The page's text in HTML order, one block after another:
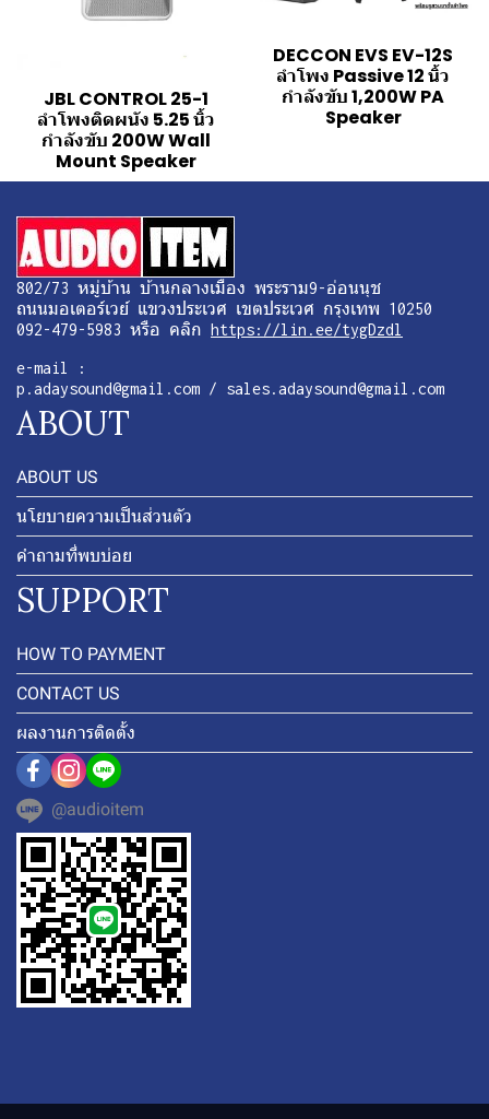
JBL CONTROL 25-1
ลำโพงติดผนัง 5.25 นิ้ว
กำลังขับ 200W Wall
Mount Speaker
DECCON EVS EV-12S
ลำโพง Passive 12 นิ้ว
กำลังขับ 1,200W PA
Speaker
802/73 หมู่บ้าน บ้านกลางเมือง พระราม9-อ่อนนุช
ถนนมอเตอร์เวย์ แขวงประเวศ เขตประเวศ กรุงเทพ 10250
092-479-5983 หรือ คลิก https://lin.ee/tygDzdl
e-mail :
p.adaysound@gmail.com / sales.adaysound@gmail.com
ABOUT
ABOUT US
นโยบายความเป็นส่วนตัว
คำถามที่พบบ่อย
SUPPORT
HOW TO PAYMENT
CONTACT US
ผลงานการติดตั้ง
@audioitem